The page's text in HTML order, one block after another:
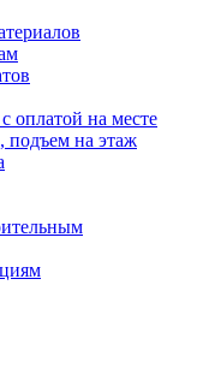
оплатой на месте
подъем на этаж